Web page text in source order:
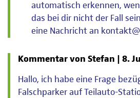
automatisch erkennen,
das bei dir nicht der Fall
eine Nachricht an
Kommentar von Stefan | 8.
Hallo, ich habe eine Frage
Falschparker auf Teilauto-